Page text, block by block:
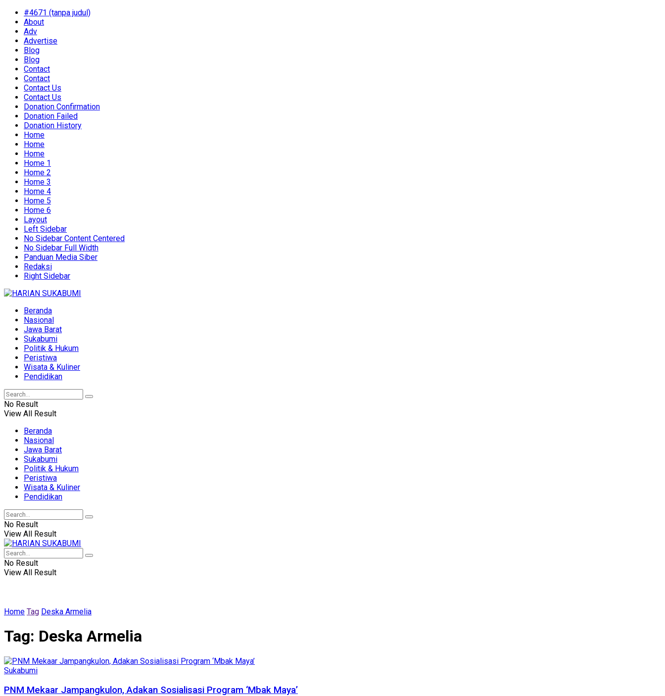
#4671 (tanpa judul)
About
Adv
Advertise
Blog
Blog
Contact
Contact
Contact Us
Contact Us
Donation Confirmation
Donation Failed
Donation History
Home
Home
Home
Home 1
Home 2
Home 3
Home 4
Home 5
Home 6
Layout
Left Sidebar
No Sidebar Content Centered
No Sidebar Full Width
Panduan Media Siber
Redaksi
Right Sidebar
Beranda
Nasional
Jawa Barat
Sukabumi
Politik & Hukum
Peristiwa
Wisata & Kuliner
Pendidikan
No Result
View All Result
Beranda
Nasional
Jawa Barat
Sukabumi
Politik & Hukum
Peristiwa
Wisata & Kuliner
Pendidikan
No Result
View All Result
No Result
View All Result
Home Tag Deska Armelia
Tag: Deska Armelia
Sukabumi
PNM Mekaar Jampangkulon, Adakan Sosialisasi Program ‘Mbak Maya’